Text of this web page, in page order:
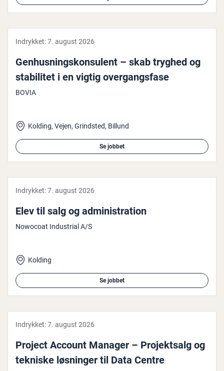
Indrykket:7. august 2026
Gen­hus­nings­kon­su­lent – skab tryghed og
sta­bi­li­tet i en vigtig over­gangs­fa­se
BOVIA
Kolding, Vejen, Grindsted, Billund
Se jobbet
Indrykket:7. august 2026
Elev til salg og ad­mi­ni­stra­tion
Nowocoat Industrial A/S
Kolding
Se jobbet
Indrykket:7. august 2026
Project Account Manager – Pro­jekt­salg og
tekniske løsninger til Data Centre